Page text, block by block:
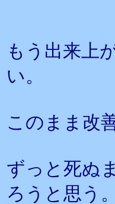
もう出来上
い。
このまま改
ずっと死ぬ
ろうと思う。